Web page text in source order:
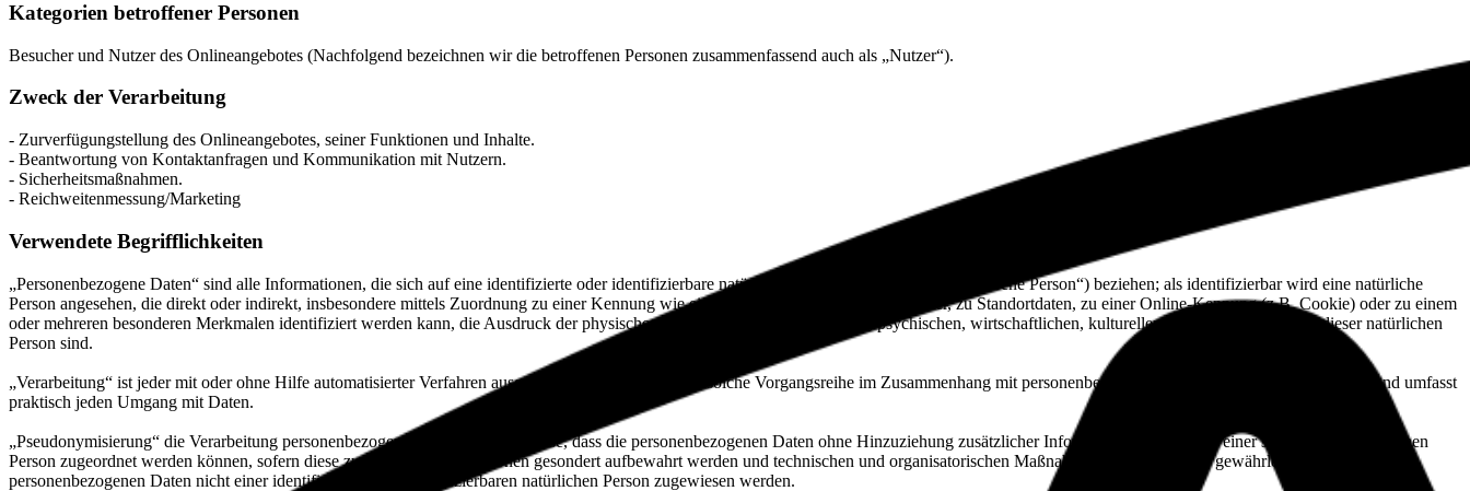
Kategorien betroffener Personen
Besucher und Nutzer des Onlineangebotes (Nachfolgend bezeichnen wir die betroffenen Personen zusammenfassend auch als „Nutzer“).
Zweck der Verarbeitung
- Zurverfügungstellung des Onlineangebotes, seiner Funktionen und Inhalte.
- Beantwortung von Kontaktanfragen und Kommunikation mit Nutzern.
- Sicherheitsmaßnahmen.
- Reichweitenmessung/Marketing
Verwendete Begrifflichkeiten
„Personenbezogene Daten“ sind alle Informationen, die sich auf eine identifizierte oder identifizierbare natürliche Person (im Folgenden „betroffene Person“) beziehen; als identifizierbar wird eine natürliche
Person angesehen, die direkt oder indirekt, insbesondere mittels Zuordnung zu einer Kennung wie einem Namen, zu einer Kennnummer, zu Standortdaten, zu einer Online-Kennung (z.B. Cookie) oder zu einem
oder mehreren besonderen Merkmalen identifiziert werden kann, die Ausdruck der physischen, physiologischen, genetischen, psychischen, wirtschaftlichen, kulturellen oder sozialen Identität dieser natürlichen
Person sind.
„Verarbeitung“ ist jeder mit oder ohne Hilfe automatisierter Verfahren ausgeführte Vorgang oder jede solche Vorgangsreihe im Zusammenhang mit personenbezogenen Daten. Der Begriff reicht weit und umfasst
praktisch jeden Umgang mit Daten.
„Pseudonymisierung“ die Verarbeitung personenbezogener Daten in einer Weise, dass die personenbezogenen Daten ohne Hinzuziehung zusätzlicher Informationen nicht mehr einer spezifischen betroffenen
Person zugeordnet werden können, sofern diese zusätzlichen Informationen gesondert aufbewahrt werden und technischen und organisatorischen Maßnahmen unterliegen, die gewährleisten, dass die
personenbezogenen Daten nicht einer identifizierten oder identifizierbaren natürlichen Person zugewiesen werden.